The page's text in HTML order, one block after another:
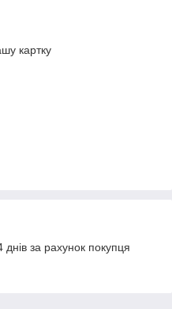
картку
за рахунок покупця